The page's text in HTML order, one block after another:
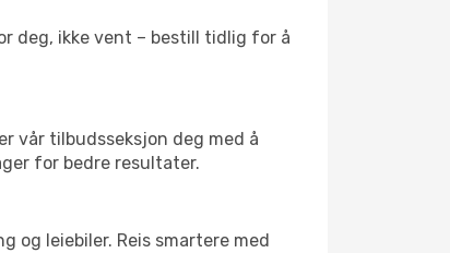
deg, ikke vent – bestill tidlig for å
vår tilbudsseksjon deg med å
for bedre resultater.
og leiebiler. Reis smartere med